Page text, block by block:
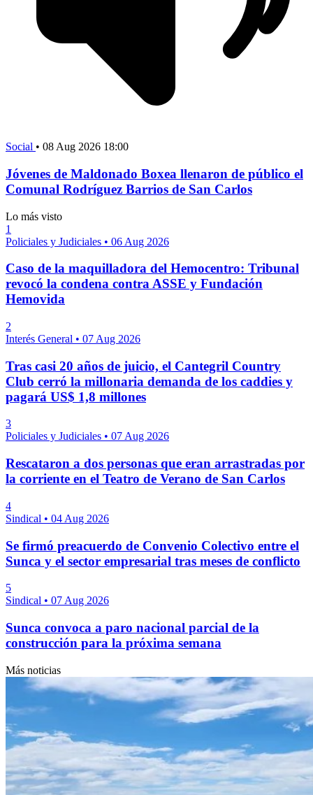
Social • 08 Aug 2026 18:00
Jóvenes de Maldonado Boxea llenaron de público el
Comunal Rodríguez Barrios de San Carlos
Lo más visto
1
Policiales y Judiciales • 06 Aug 2026
Caso de la maquilladora del Hemocentro: Tribunal
revocó la condena contra ASSE y Fundación
Hemovida
2
Interés General • 07 Aug 2026
Tras casi 20 años de juicio, el Cantegril Country
Club cerró la millonaria demanda de los caddies y
pagará US$ 1,8 millones
3
Policiales y Judiciales • 07 Aug 2026
Rescataron a dos personas que eran arrastradas por
la corriente en el Teatro de Verano de San Carlos
4
Sindical • 04 Aug 2026
Se firmó preacuerdo de Convenio Colectivo entre el
Sunca y el sector empresarial tras meses de conflicto
5
Sindical • 07 Aug 2026
Sunca convoca a paro nacional parcial de la
construcción para la próxima semana
Más noticias